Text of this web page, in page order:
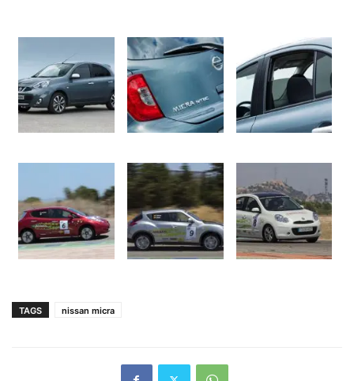
TAGS nissan micra